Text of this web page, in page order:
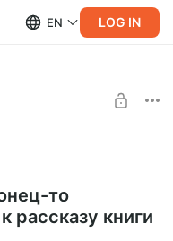
EN LOG IN
то
рассказу книги